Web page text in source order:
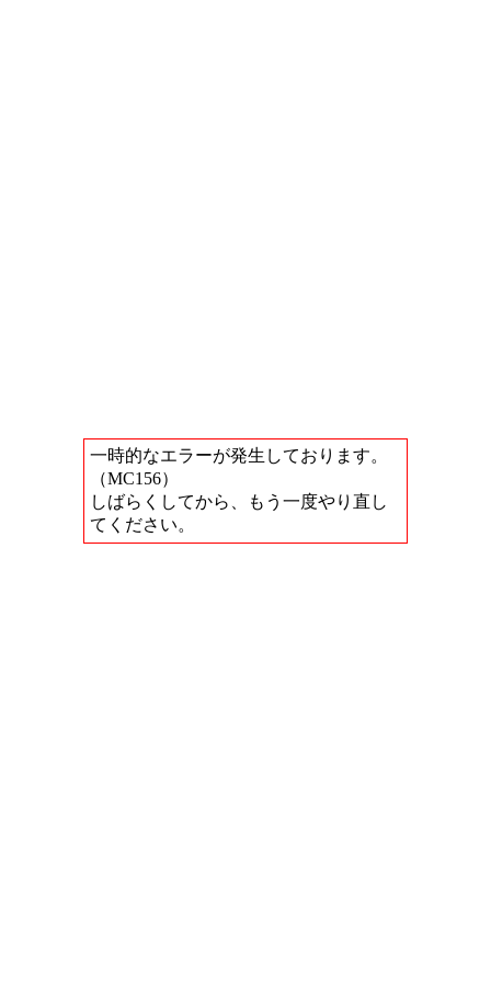
一時的なエラーが発生しております。
（MC156）
しばらくしてから、もう一度やり直し
てください。